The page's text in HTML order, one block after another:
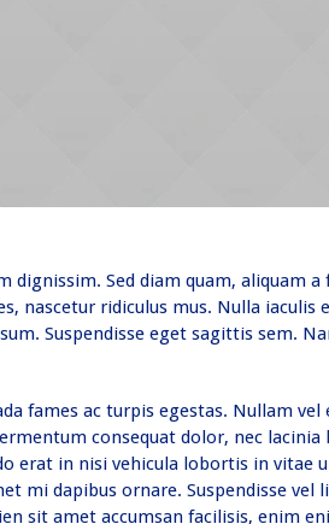
Sed diam quam, aliquam
nascetur ridiculus mus. Nulla iaculis
Suspendisse eget sagittis sem.
fames ac turpis egestas. Nullam
consequat dolor, nec
erat in nisi vehicula lobortis in vitae
mi dapibus ornare. Suspendisse vel
sit amet accumsan facilisis, enim